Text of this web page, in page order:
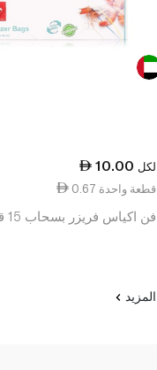
10.00 لكل
0.67 قطعة واحدة
فن اكياس فريزر بسحاب 15 قطعة
المزيد